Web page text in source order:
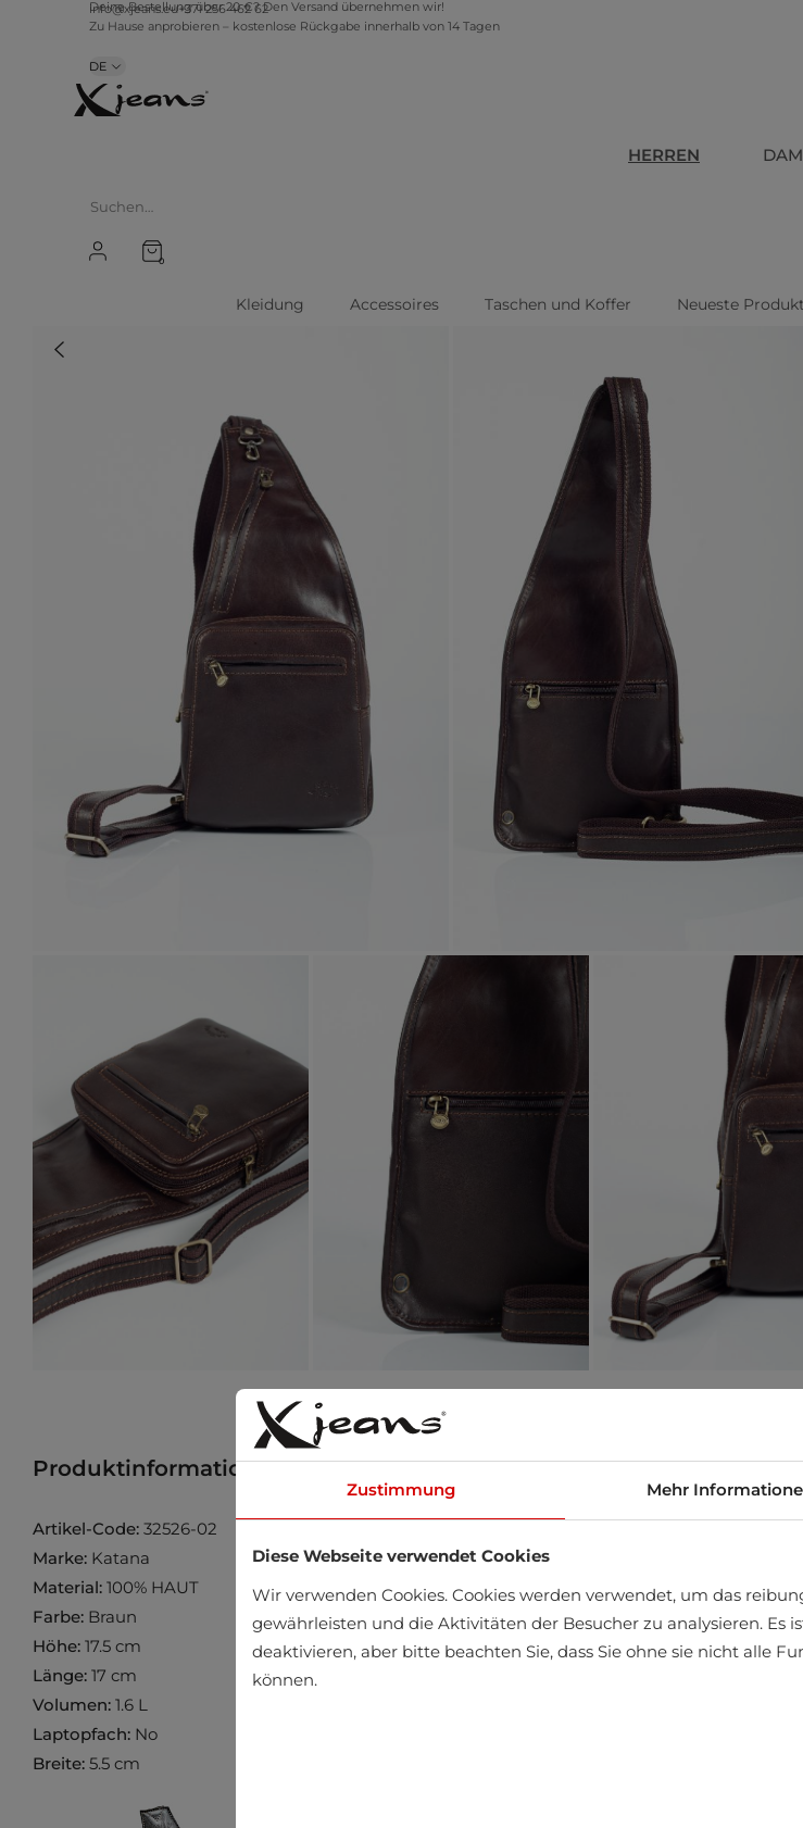
info@xjeans.eu+371 256 462 62
Deine Bestellung über 20 €? Den Versand übernehmen wir!
DE
HERREN
0
Kleidung Accessoires Taschen und Koffer Neueste
Produktinformation Produkt im Geschäft finden
Artikel-Code: 32526-02
Marke: Katana
Material: 100% HAUT
Farbe: Braun
Höhe: 17.5 cm
Länge: 17 cm
Volumen: 1.6 L
Laptopfach: No
Breite: 5.5 cm
Zustimmung Mehr
Diese Webseite verwendet Cookies
Wir verwenden Cookies. Cookies werden verwendet, um das
gewährleisten und die Aktivitäten der Besucher zu analysieren. Es
deaktivieren, aber bitte beachten Sie, dass Sie ohne sie nicht alle
können.